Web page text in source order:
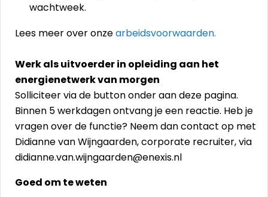
wachtweek.
Lees meer over onzearbeidsvoorwaarden.
Werk als uitvoerder in opleiding aan het
energienetwerk van morgen
Solliciteer via de button onder aan deze pagina.
Binnen 5 werkdagen ontvang je een reactie. Heb je
vragen over de functie? Neem dan contact op met
Didianne van Wijngaarden, corporate recruiter, via
didianne.van.wijngaarden@enexis.nl
Goed om te weten